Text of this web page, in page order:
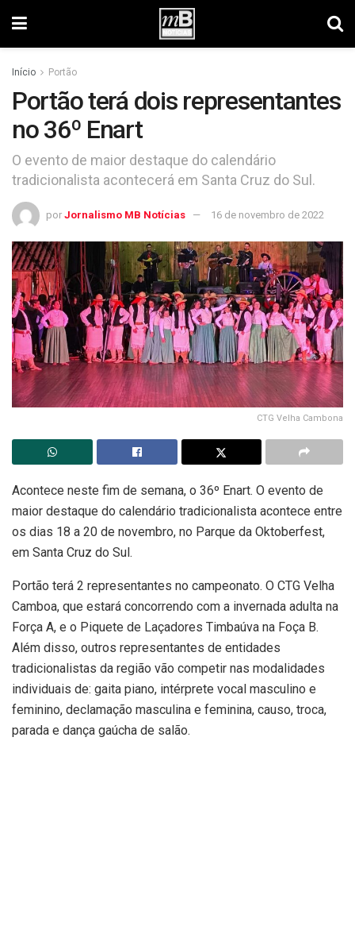
Início Portão
Portão terá dois representantes
no 36º Enart
O evento de maior destaque do calendário
tradicionalista acontecerá em Santa Cruz do Sul.
por Jornalismo MB Notícias 16 de novembro de 2022
CTG Velha Cambona
Acontece neste fim de semana, o 36º Enart. O evento de
maior destaque do calendário tradicionalista acontece entre
os dias 18 a 20 de novembro, no Parque da Oktoberfest,
em Santa Cruz do Sul.
Portão terá 2 representantes no campeonato. O CTG Velha
Camboa, que estará concorrendo com a invernada adulta na
Força A, e o Piquete de Laçadores Timbaúva na Foça B.
Além disso, outros representantes de entidades
tradicionalistas da região vão competir nas modalidades
individuais de: gaita piano, intérprete vocal masculino e
feminino, declamação masculina e feminina, causo, troca,
parada e dança gaúcha de salão.